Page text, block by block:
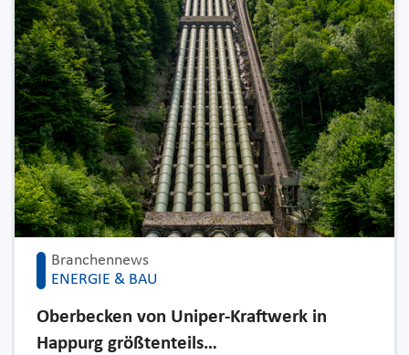
Branchennews
ENERGIE & BAU
Oberbecken von Uniper-Kraftwerk in
Happurg größtenteils…